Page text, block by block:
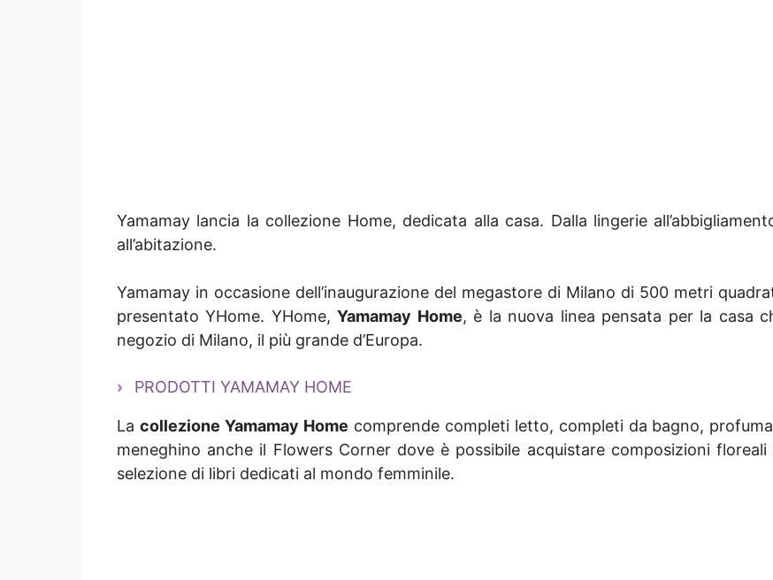
Yamamay lancia la collezione Home, dedicata alla casa. Dalla lingerie
all’abitazione.
Yamamay in occasione dell’inaugurazione del megastore di Milano di 500 metri
presentato YHome. YHome,Yamamay Home, è la nuova linea pensata per la casa
negozio di Milano, il più grande d’Europa.
PRODOTTI YAMAMAY HOME
La collezione Yamamay Home comprende completi letto, completi da bagno,
meneghino anche il Flowers Corner dove è possibile acquistare composizioni
selezione di libri dedicati al mondo femminile.